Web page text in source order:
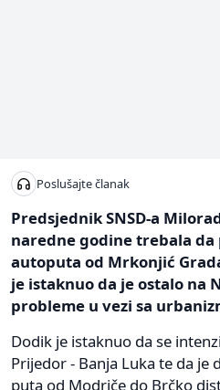
Poslušajte članak
Predsjednik SNSD-a
naredne godine trebala da
autoputa od Mrkonjić
je istaknuo da je ostalo na
probleme u vezi sa
Dodik je istaknuo da se
Prijedor - Banja Luka te da
puta od Modriče do Brčko